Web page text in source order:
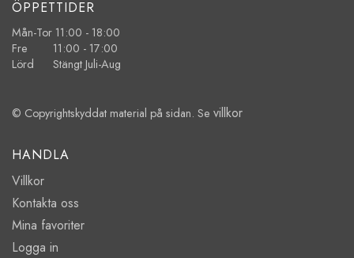
ÖPPETTIDER
Mån-Tor 11:00 - 18:00
Fre 11:00 - 17:00
Lörd Stängt Juli-Aug
© Copyrightskyddat material på sidan. Se villkor
HANDLA
Villkor
Kontakta oss
Mina favoriter
Logga in